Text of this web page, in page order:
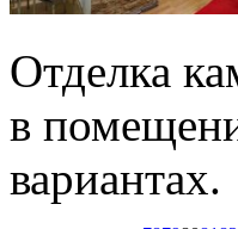
Отделка
в
вариантах.